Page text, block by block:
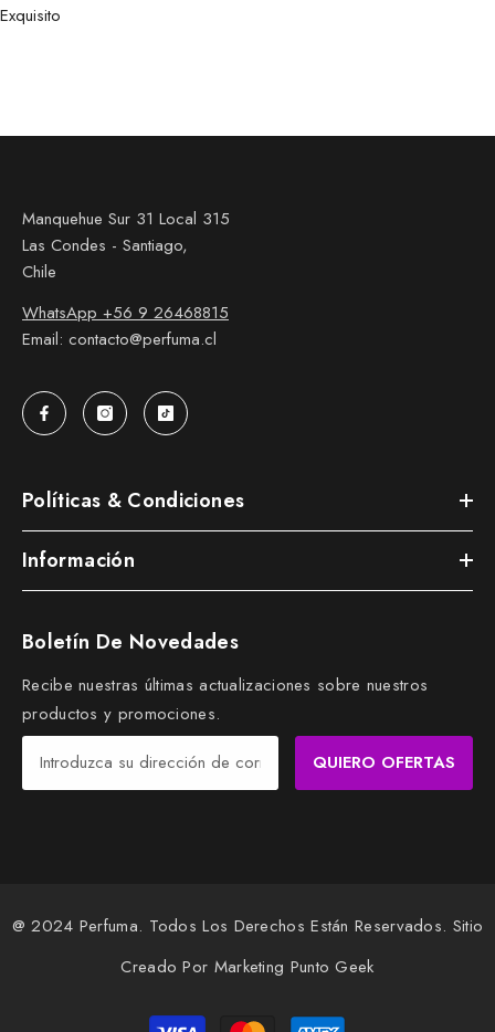
Exquisito
Manquehue Sur 31 Local 315
Las Condes - Santiago,
Chile
WhatsApp +56 9 26468815
Email: contacto@perfuma.cl
Políticas & Condiciones
Información
Boletín De Novedades
Recibe nuestras últimas actualizaciones sobre nuestros
productos y promociones.
QUIERO OFERTAS
@ 2024 Perfuma. Todos Los Derechos Están Reservados. Sitio
Creado Por Marketing Punto Geek
Métdod